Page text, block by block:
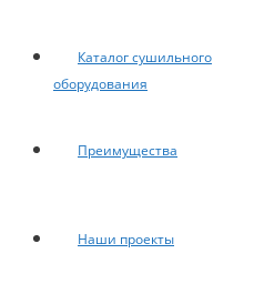
Каталог сушильного
оборудования
Преимущества
Наши проекты